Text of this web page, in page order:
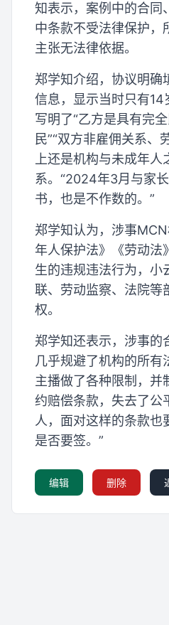
知表示，案例中的合同
中条款不受法律保护，
主张无法律依据。
郑学知介绍，协议明确
信息，显示当时只有
写明了“乙方是具有完
民”“双方非雇佣关系、
上还是机构与未成年
系。“2024年3月与家
书，也是不作数的。”
郑学知认为，涉事
年人保护法》《劳动法
生的违规违法行为，小
联、劳动监察、法院等
权。
郑学知还表示，涉事的
几乎规避了机构的所有
主播做了各种限制，并
约赔偿条款，失去了公
人，面对这样的条款也
是否要签。”
编辑 删除